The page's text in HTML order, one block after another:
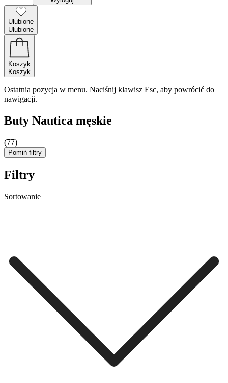
Ulubione
Ulubione
Koszyk
Koszyk
Ostatnia pozycja w menu. Naciśnij klawisz Esc, aby powrócić do
nawigacji.
Buty Nautica męskie
(77)
Pomiń filtry
Filtry
Sortowanie